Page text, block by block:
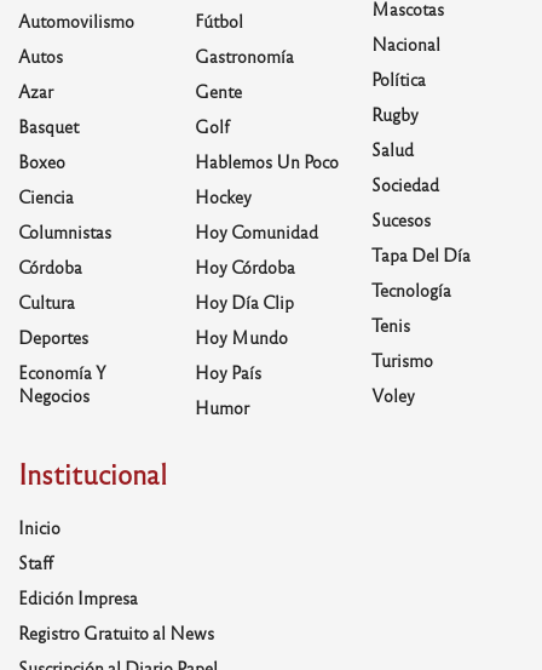
Automovilismo
Autos
Azar
Basquet
Boxeo
Ciencia
Columnistas
Córdoba
Cultura
Deportes
Economía Y
Negocios
Fútbol
Gastronomía
Gente
Golf
Hablemos Un Poco
Hockey
Hoy Comunidad
Hoy Córdoba
Hoy Día Clip
Hoy Mundo
Hoy País
Humor
Mascotas
Nacional
Política
Rugby
Salud
Sociedad
Sucesos
Tapa Del Día
Tecnología
Tenis
Turismo
Voley
Institucional
Inicio
Staff
Edición Impresa
Registro Gratuito al News